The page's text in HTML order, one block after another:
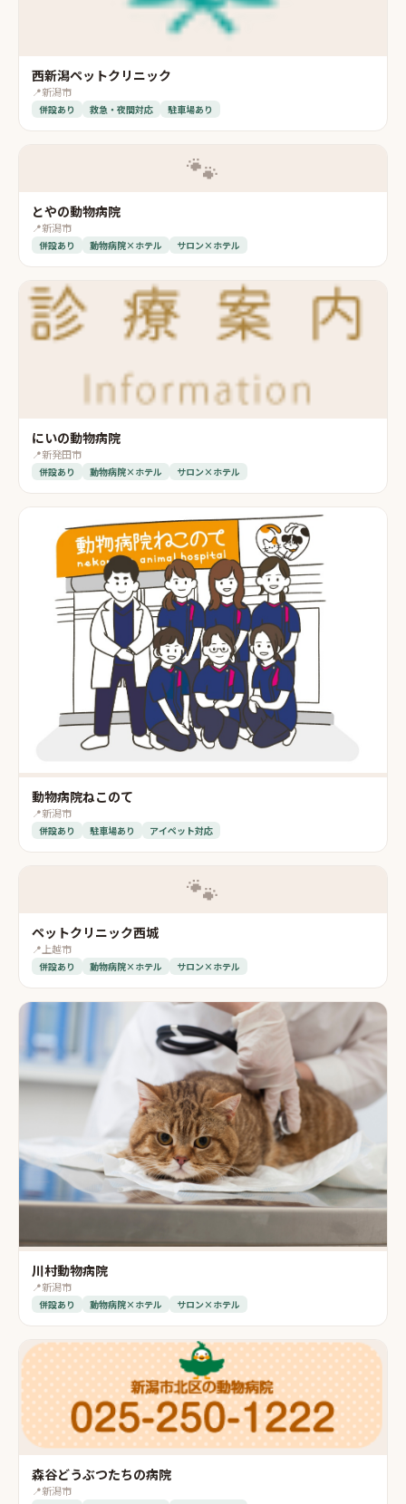
西新潟ペットクリニック
📍新潟市
併設あり 救急・夜間対応 駐車場あり
🐾
とやの動物病院
📍新潟市
併設あり 動物病院×ホテル サロン×ホテル
にいの動物病院
📍新発田市
併設あり 動物病院×ホテル サロン×ホテル
動物病院ねこのて
📍新潟市
併設あり 駐車場あり アイペット対応
🐾
ペットクリニック西城
📍 上越市
併設あり 動物病院×ホテル サロン×ホテル
川村動物病院
📍新潟市
併設あり 動物病院×ホテル サロン×ホテル
森谷どうぶつたちの病院
📍新潟市